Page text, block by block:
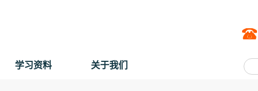
学习资料 关于我们